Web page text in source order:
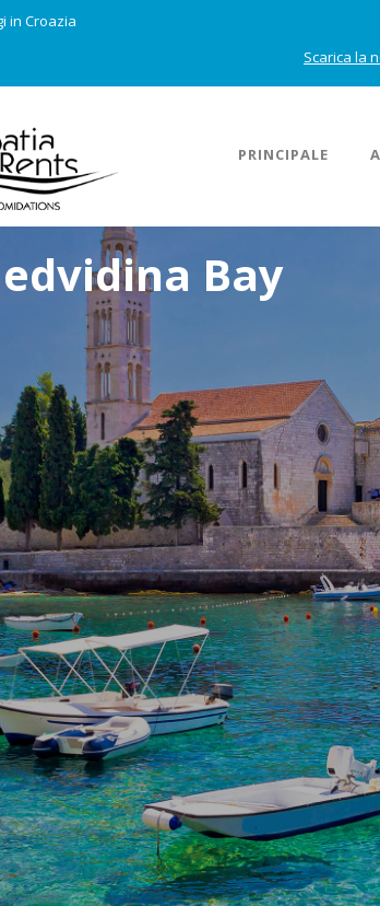
in Croazia
Scarica la
PRINCIPALE
Bay